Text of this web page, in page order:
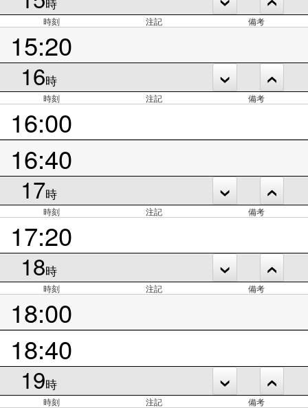
時
時刻 注記 備考
15:20
16時
時刻 注記 備考
16:00
16:40
17時
時刻 注記 備考
17:20
18時
時刻 注記 備考
18:00
18:40
19時
時刻 注記 備考